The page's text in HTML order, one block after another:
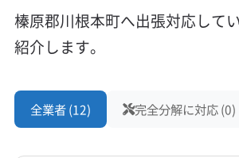
榛原郡川根本町へ出張対応して
紹介します。
全業者 (12) 完全分解に対応 (0)